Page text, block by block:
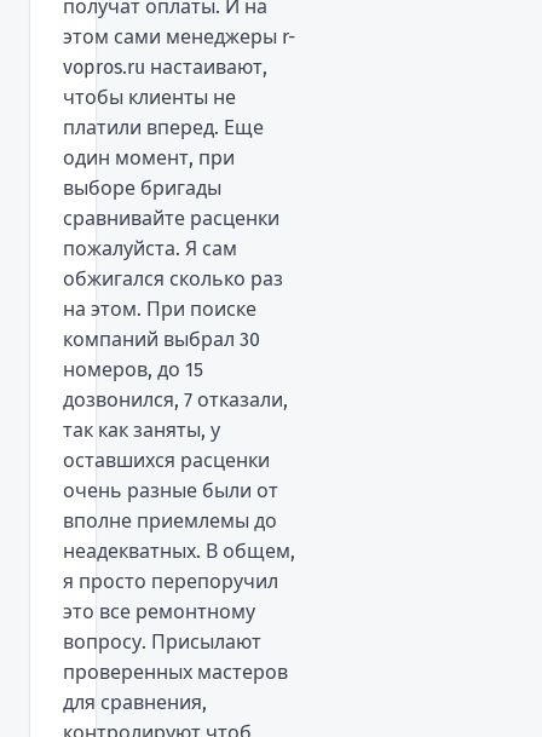
получат оплаты. И на
этом сами менеджеры r-
vopros.ru настаивают,
чтобы клиенты не
платили вперед. Еще
один момент, при
выборе бригады
сравнивайте расценки
пожалуйста. Я сам
обжигался сколько раз
на этом. При поиске
компаний выбрал 30
номеров, до 15
дозвонился, 7 отказали,
так как заняты, у
оставшихся расценки
очень разные были от
вполне приемлемы до
неадекватных. В общем,
я просто перепоручил
это все ремонтному
вопросу. Присылают
проверенных мастеров
для сравнения,